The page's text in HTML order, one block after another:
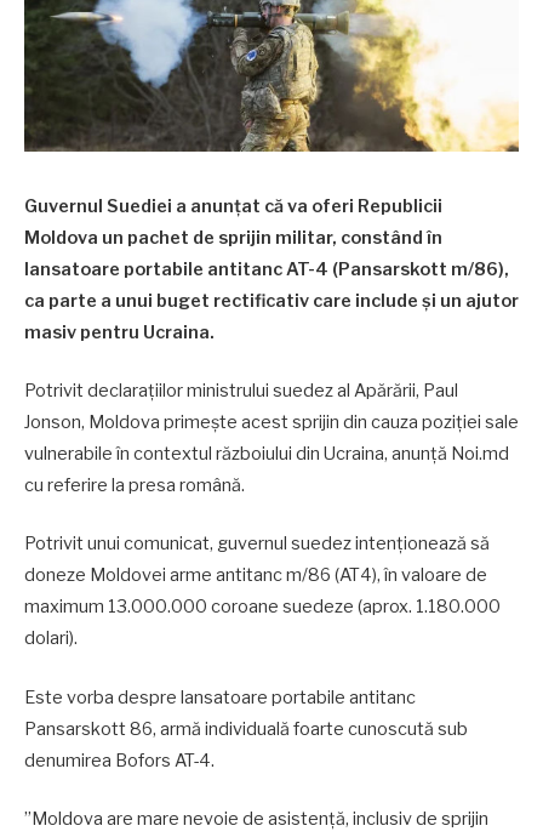
Guvernul Suediei a anunțat că va oferi Republicii
Moldova un pachet de sprijin militar, constând în
lansatoare portabile antitanc AT-4 (Pansarskott m/86),
ca parte a unui buget rectificativ care include și un ajutor
masiv pentru Ucraina.
Potrivit declarațiilor ministrului suedez al Apărării, Paul
Jonson, Moldova primește acest sprijin din cauza poziției sale
vulnerabile în contextul războiului din Ucraina, anunță Noi.md
cu referire la presa română.
Potrivit unui comunicat, guvernul suedez intenționează să
doneze Moldovei arme antitanc m/86 (AT4), în valoare de
maximum 13.000.000 coroane suedeze (aprox. 1.180.000
dolari).
Este vorba despre lansatoare portabile antitanc
Pansarskott 86, armă individuală foarte cunoscută sub
denumirea Bofors AT-4.
”Moldova are mare nevoie de asistență, inclusiv de sprijin